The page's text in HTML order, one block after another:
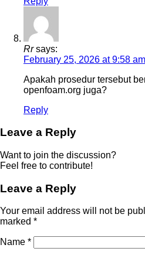
Rr says:
February 25, 2026 at 9:58 am
Apakah prosedur tersebut
openfoam.org juga?
Reply
Leave a Reply
Want to join the discussion?
Feel free to contribute!
Leave a Reply
Your email address will not be
marked *
Name *